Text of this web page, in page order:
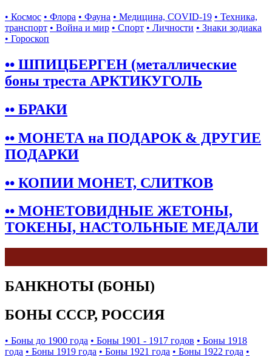
• Космос • Флора • Фауна • Медицина, COVID-19 • Техника,
транспорт • Война и мир • Спорт • Личности • Знаки зодиака
• Гороскоп
•• ШПИЦБЕРГЕН (металлические
боны треста АРКТИКУГОЛЬ
•• БРАКИ
•• МОНЕТА на ПОДАРОК & ДРУГИЕ
ПОДАРКИ
•• КОПИИ МОНЕТ, СЛИТКОВ
•• МОНЕТОВИДНЫЕ ЖЕТОНЫ,
ТОКЕНЫ, НАСТОЛЬНЫЕ МЕДАЛИ
БАНКНОТЫ (БОНЫ)
БОНЫ СССР, РОССИЯ
• Боны до 1900 года • Боны 1901 - 1917 годов • Боны 1918
года • Боны 1919 года • Боны 1921 года • Боны 1922 года •